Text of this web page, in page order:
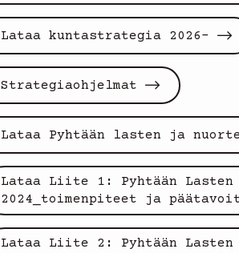
Lataa kuntastrategia 2026-
Strategiaohjelmat
Lataa Pyhtään lasten ja
Lataa Liite 1: Pyhtään
2024_toimenpiteet ja
Lataa Liite 2: Pyhtään